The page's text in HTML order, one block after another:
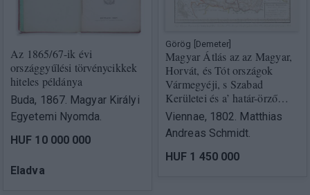
Az 1865/67-ik évi
országgyűlési törvénycikkek
hiteles példánya
Buda, 1867. Magyar Királyi
Egyetemi Nyomda.
HUF 10 000 000
Eladva
Görög [Demeter]
Magyar Átlás az az Magyar,
Horvát, és Tót országok
Vármegyéji, s Szabad
Kerületei és a’ határ-örző…
Viennae, 1802. Matthias
Andreas Schmidt.
HUF 1 450 000